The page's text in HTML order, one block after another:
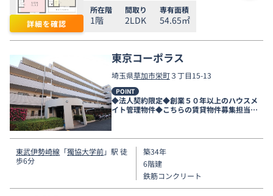
詳細を確認
所在階
1階
間取り
2LDK
専有面積
54.65㎡
東京コーポラス
埼玉県草加市栄町３丁目15-13
POINT
◆法人契約限定◆創業５０年以上のハウスメ
イト管理物件◆こちらの賃貸物件募集担当店
舗は新越谷店です◆
東武伊勢崎線 「獨協大学前」駅 徒
歩6分
築34年
6階建
鉄筋コンクリート